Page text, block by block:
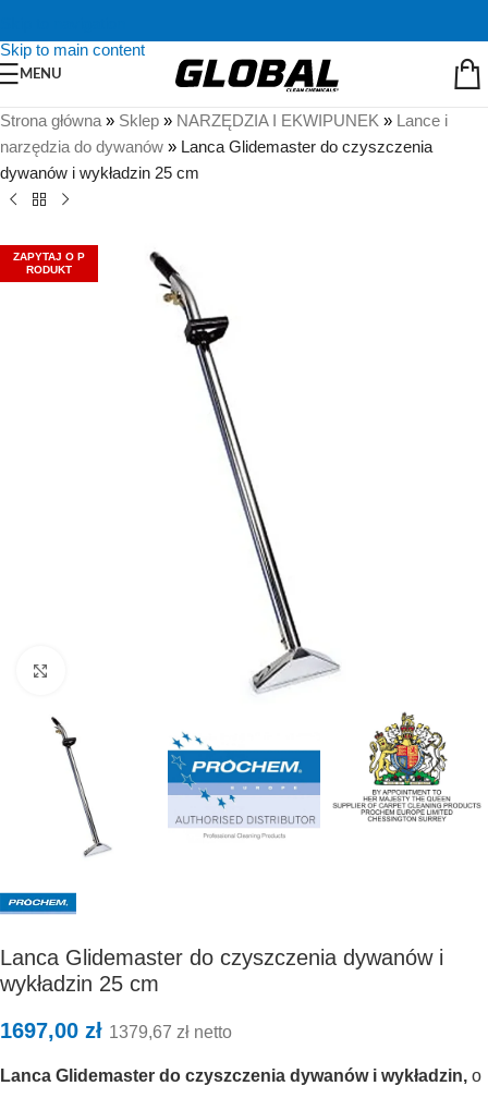
Skip to main content
MENU
Strona główna » Sklep » NARZĘDZIA I EKWIPUNEK » Lance i
narzędzia do dywanów » Lanca Glidemaster do czyszczenia
dywanów i wykładzin 25 cm
ZAPYTAJ O P
RODUKT
Lanca Glidemaster do czyszczenia dywanów i
wykładzin 25 cm
1697,00 zł 1379,67 zł netto
Lanca Glidemaster do czyszczenia dywanów i wykładzin, o